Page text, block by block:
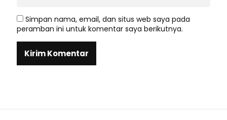
Simpan nama, email, dan situs web saya pada
peramban ini untuk komentar saya berikutnya.